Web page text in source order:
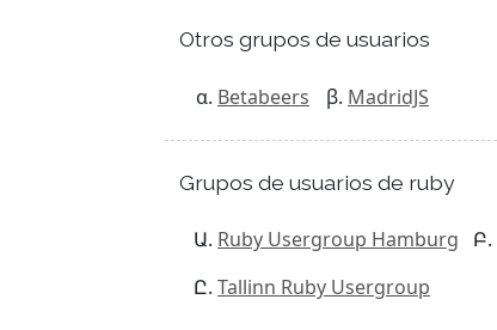
Otros grupos de usuarios
Betabeers MadridJS
Grupos de usuarios de ruby
Ruby Usergroup Hamburg
Tallinn Ruby Usergroup